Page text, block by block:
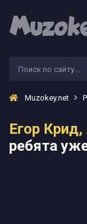
Muzokey.net
Егор
ребята